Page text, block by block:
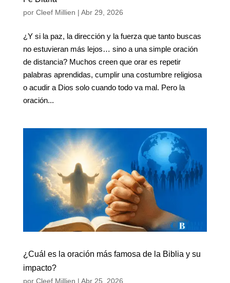
por Cleef Millien | Abr 29, 2026
¿Y si la paz, la dirección y la fuerza que tanto buscas
no estuvieran más lejos… sino a una simple oración
de distancia? Muchos creen que orar es repetir
palabras aprendidas, cumplir una costumbre religiosa
o acudir a Dios solo cuando todo va mal. Pero la
oración...
¿Cuál es la oración más famosa de la Biblia y su
impacto?
por Cleef Millien | Abr 25, 2026